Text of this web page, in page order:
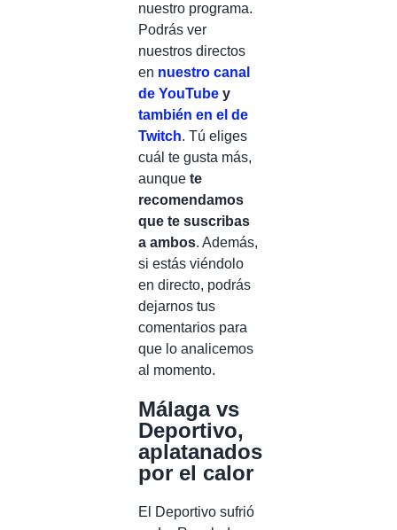
nuestro programa.
Podrás ver
nuestros directos
en nuestro canal
de YouTube y
también en el de
Twitch. Tú eliges
cuál te gusta más,
aunque te
recomendamos
que te suscribas
a ambos. Además,
si estás viéndolo
en directo, podrás
dejarnos tus
comentarios para
que lo analicemos
al momento.
Málaga vs
Deportivo,
aplatanados
por el calor
El Deportivo sufrió